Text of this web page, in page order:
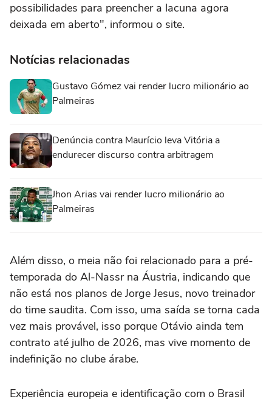
possibilidades para preencher a lacuna agora
deixada em aberto", informou o site.
Notícias relacionadas
Gustavo Gómez vai render lucro milionário ao
Palmeiras
Denúncia contra Maurício leva Vitória a
endurecer discurso contra arbitragem
Jhon Arias vai render lucro milionário ao
Palmeiras
Além disso, o meia não foi relacionado para a pré-
temporada do Al-Nassr na Áustria, indicando que
não está nos planos de Jorge Jesus, novo treinador
do time saudita. Com isso, uma saída se torna cada
vez mais provável, isso porque Otávio ainda tem
contrato até julho de 2026, mas vive momento de
indefinição no clube árabe.
Experiência europeia e identificação com o Brasil